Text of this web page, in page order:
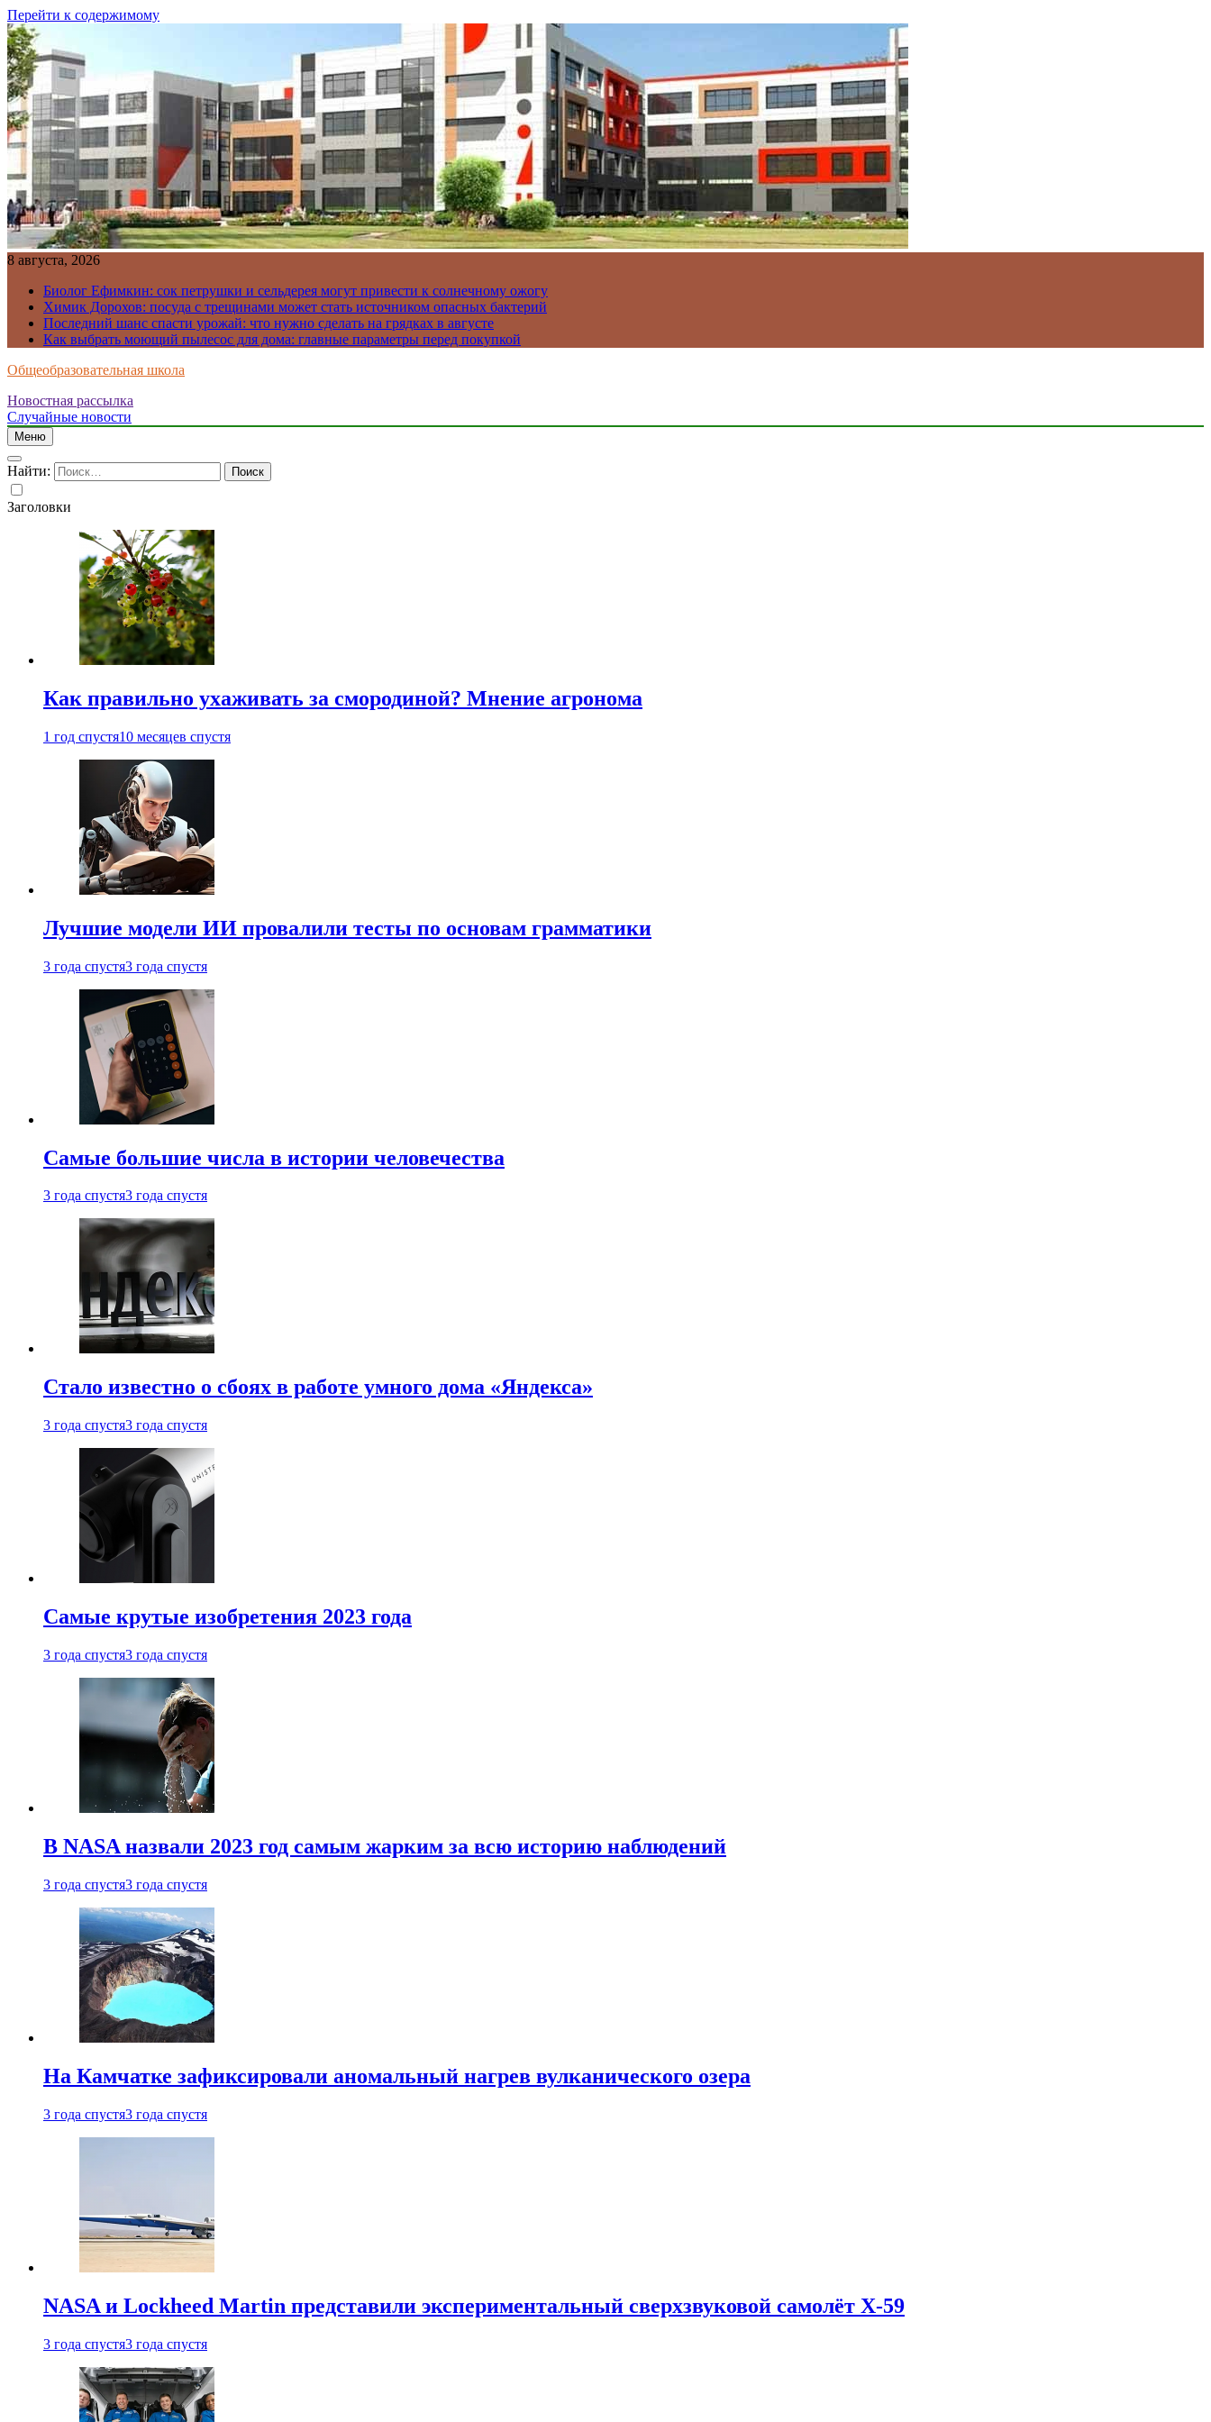
Перейти к содержимому
8 августа, 2026
Биолог Ефимкин: сок петрушки и сельдерея могут привести к солнечному ожогу
Химик Дорохов: посуда с трещинами может стать источником опасных бактерий
Последний шанс спасти урожай: что нужно сделать на грядках в августе
Как выбрать моющий пылесос для дома: главные параметры перед покупкой
Общеобразовательная школа
Новостная рассылка
Случайные новости
Меню
Найти:
Заголовки
Как правильно ухаживать за смородиной? Мнение агронома
1 год спустя10 месяцев спустя
Лучшие модели ИИ провалили тесты по основам грамматики
3 года спустя3 года спустя
Самые большие числа в истории человечества
3 года спустя3 года спустя
Стало известно о сбоях в работе умного дома «Яндекса»
3 года спустя3 года спустя
Самые крутые изобретения 2023 года
3 года спустя3 года спустя
В NASA назвали 2023 год самым жарким за всю историю наблюдений
3 года спустя3 года спустя
На Камчатке зафиксировали аномальный нагрев вулканического озера
3 года спустя3 года спустя
NASA и Lockheed Martin представили экспериментальный сверхзвуковой самолёт X-59
3 года спустя3 года спустя